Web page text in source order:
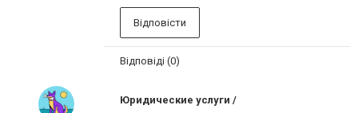
Відповісти
Відповіді (0)
Юридические услуги /